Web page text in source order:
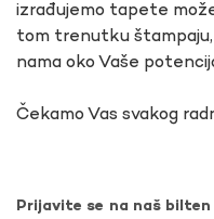
izrađujemo tapete
tom trenutku štampaju,
nama oko Vaše
Čekamo Vas svakog
Prijavite se na naš bilten